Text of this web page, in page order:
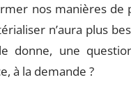
nos manières
n’aura plus
donne, une
à la demande ?